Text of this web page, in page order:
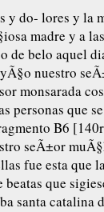
s y do- lores y la
madre y a
de belo aquel
nuestro
monsarada
personas que
B6
seÃ±or
fue esta que
que
santa catalina